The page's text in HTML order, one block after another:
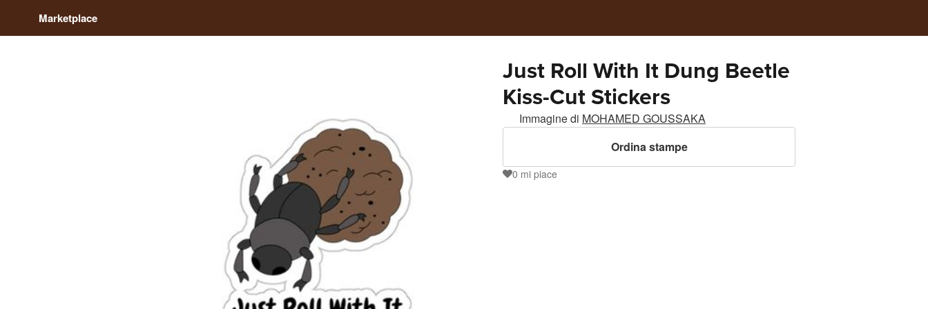
Marketplace
Just Roll With It Dung Beetle
Kiss-Cut Stickers
Immagine di MOHAMED GOUSSAKA
Ordina stampe
0 mi piace